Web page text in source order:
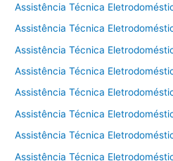
a
m
i
n
a
Assistência Técnica
Assistência Técnica
Assistência Técnica
Assistência Técnica
Assistência Técnica
Assistência Técnica
Assistência Técnica
Assistência Técnica